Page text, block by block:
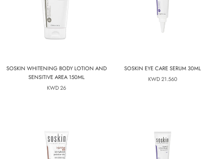
SOSKIN EYE CARE SERUM 30ML
21.560 KWD
SOSKIN WHITENING BODY LOTION AND
SENSITIVE AREA 150ML
26 KWD